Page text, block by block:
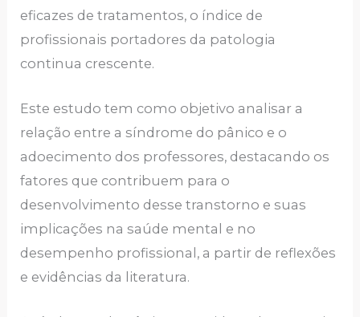
eficazes de tratamentos, o índice de
profissionais portadores da patologia
continua crescente.
Este estudo tem como objetivo analisar a
relação entre a síndrome do pânico e o
adoecimento dos professores, destacando os
fatores que contribuem para o
desenvolvimento desse transtorno e suas
implicações na saúde mental e no
desempenho profissional, a partir de reflexões
e evidências da literatura.